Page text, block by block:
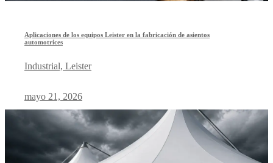
Aplicaciones de los equipos Leister en la fabricación de asientos
automotrices
Industrial, Leister
mayo 21, 2026